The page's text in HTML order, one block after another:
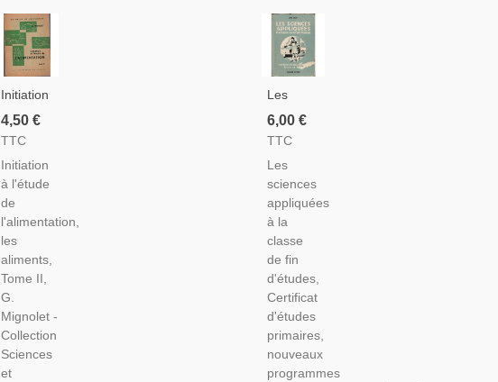
Initiation
À
L'étude
L'alimentation,
Les
Aliments,
Tome 2,
G.
Mignolet,
1959 -
Manuels
Sciences
Naturelles,
Diététique,
4,50 €
TTC
Initiation
à l'étude
de
l'alimentation,
les
aliments,
Tome II,
G.
Mignolet -
Collection
Sciences
et
Les
Sciences
Appliquées
D'études
Primaires
Filles,
Jolly,
1952 -,
Cuisine,
Éducation
Ménagère,
Famille,
Décoration,
6,00 €
TTC
Les
sciences
appliquées
à la
classe
de fin
d'études,
Certificat
d'études
primaires,
nouveaux
programmes